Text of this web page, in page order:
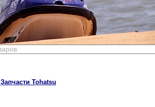
Запчасти Tohatsu